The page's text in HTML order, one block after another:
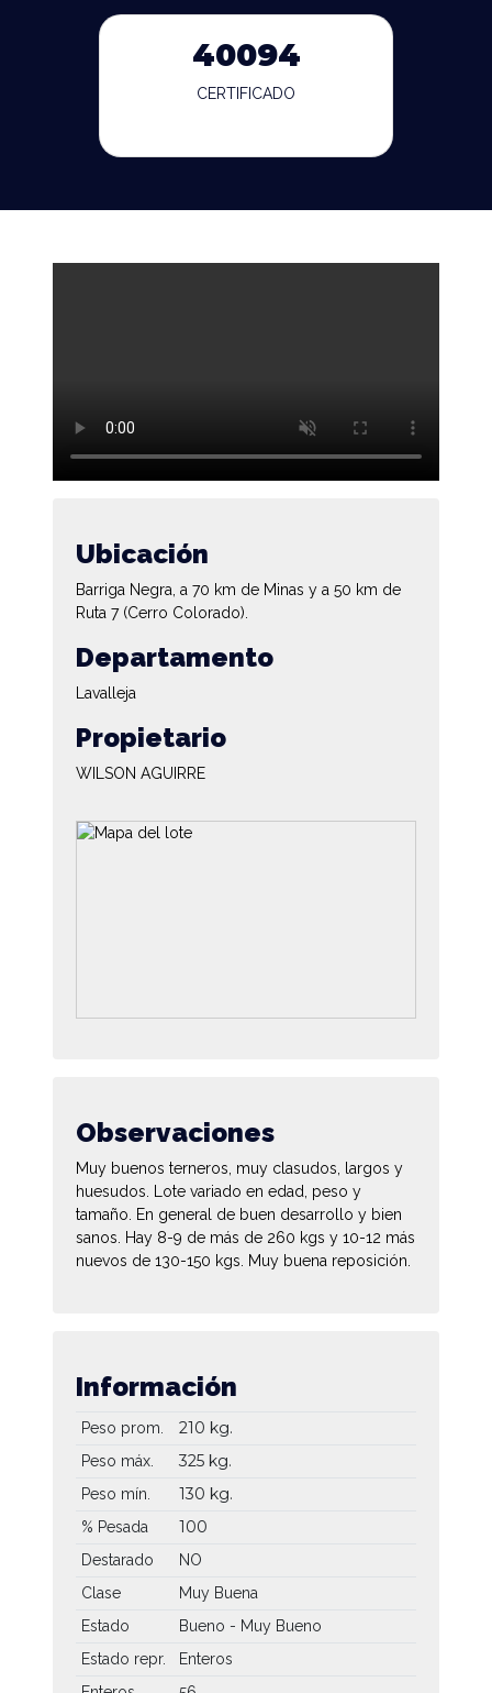
40094
CERTIFICADO
Ubicación
Barriga Negra, a 70 km de Minas y a 50 km de
Ruta 7 (Cerro Colorado).
Departamento
Lavalleja
Propietario
WILSON AGUIRRE
Observaciones
Muy buenos terneros, muy clasudos, largos y
huesudos. Lote variado en edad, peso y
tamaño. En general de buen desarrollo y bien
sanos. Hay 8-9 de más de 260 kgs y 10-12 más
nuevos de 130-150 kgs. Muy buena reposición.
Información
Peso prom. 210 kg.
Peso máx. 325 kg.
Peso mín. 130 kg.
% Pesada 100
Destarado
NO
Clase
Muy Buena
Estado
Bueno - Muy Bueno
Estado repr.
Enteros